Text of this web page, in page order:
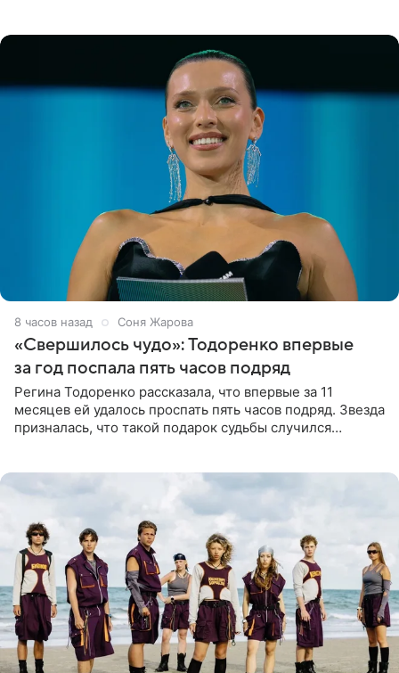
8 часов назад Соня Жарова
«Свершилось чудо»: Тодоренко впервые
за год поспала пять часов подряд
Регина Тодоренко рассказала, что впервые за 11
месяцев ей удалось проспать пять часов подряд. Звезда
призналась, что такой подарок судьбы случился